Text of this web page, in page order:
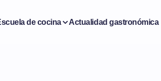
de cocina Actualidad gastronómica